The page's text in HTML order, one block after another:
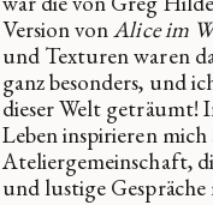
Version vonAlice im
und Texturen waren
ganz besonders, und
dieser Welt geträumt!
Leben inspirieren
Ateliergemeinschaft,
und lustige